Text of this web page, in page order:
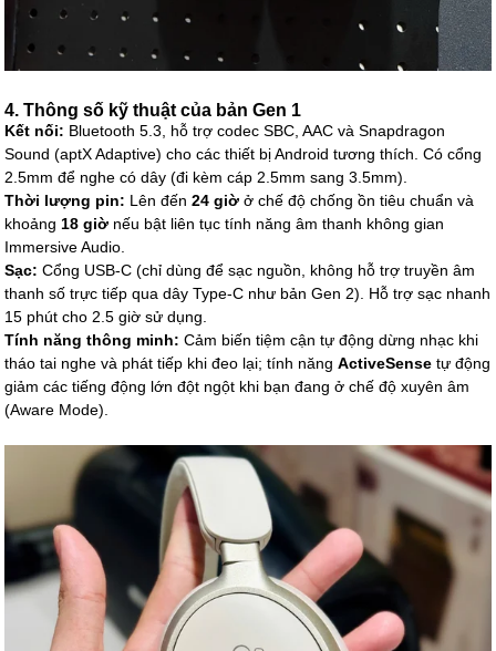
4. Thông số kỹ thuật của bản Gen 1
Kết nối: Bluetooth 5.3, hỗ trợ codec SBC, AAC và Snapdragon
Sound (aptX Adaptive) cho các thiết bị Android tương thích. Có cổng
2.5mm để nghe có dây (đi kèm cáp 2.5mm sang 3.5mm).
Thời lượng pin: Lên đến24 giờ ở chế độ chống ồn tiêu chuẩn và
khoảng 18 giờ nếu bật liên tục tính năng âm thanh không gian
Immersive Audio.
Sạc: Cổng USB-C (chỉ dùng để sạc nguồn, không hỗ trợ truyền âm
thanh số trực tiếp qua dây Type-C như bản Gen 2). Hỗ trợ sạc nhanh
15 phút cho 2.5 giờ sử dụng.
Tính năng thông minh: Cảm biến tiệm cận tự động dừng nhạc khi
tháo tai nghe và phát tiếp khi đeo lại; tính năngActiveSense tự động
giảm các tiếng động lớn đột ngột khi bạn đang ở chế độ xuyên âm
(Aware Mode).